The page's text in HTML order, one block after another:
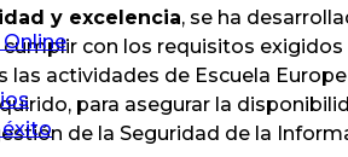
y excelencia, se ha
con los requisitos exigidos
las actividades de Escuela
para asegurar la
de la Seguridad de la